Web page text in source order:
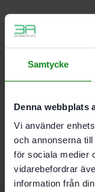
Samtycke
Denna webbplats
Vi använder
och annonserna
för sociala medier
vidarebefordrar
information från
Diameter 4 mm
Förpackning 10-
Det finns inga
Bli först med att
4/43 M 10-pack”
Du måste vara